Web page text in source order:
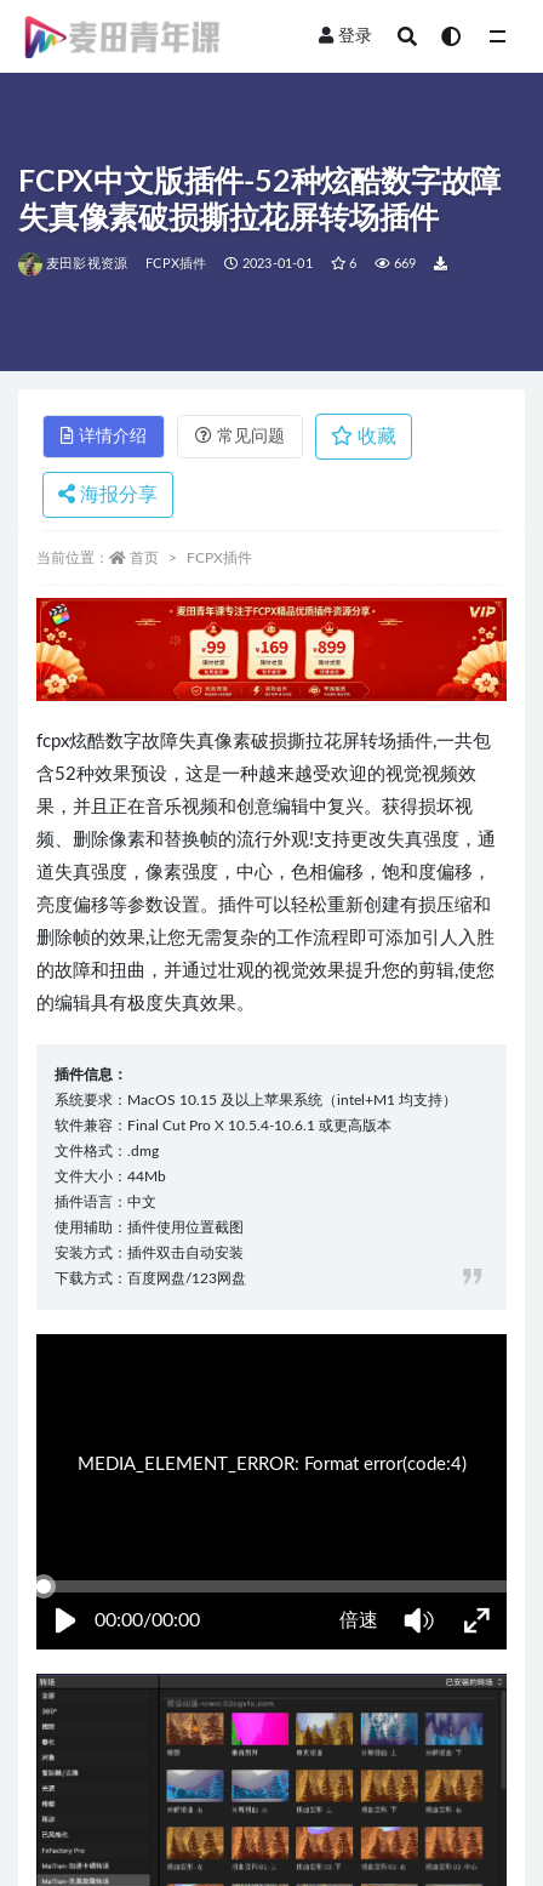
登录
FCPX中文版插件-52种炫酷数字故障
失真像素破损撕拉花屏转场插件
麦田影视资源 FCPX插件 2023-01-01 6 669
详情介绍 常见问题 收藏
海报分享
当前位置： 首页 FCPX插件
fcpx炫酷数字故障失真像素破损撕拉花屏转场插件,一共包
含52种效果预设，这是一种越来越受欢迎的视觉视频效
果，并且正在音乐视频和创意编辑中复兴。获得损坏视
频、删除像素和替换帧的流行外观!支持更改失真强度，通
道失真强度，像素强度，中心，色相偏移，饱和度偏移，
亮度偏移等参数设置。插件可以轻松重新创建有损压缩和
删除帧的效果,让您无需复杂的工作流程即可添加引人入胜
的故障和扭曲，并通过壮观的视觉效果提升您的剪辑,使您
的编辑具有极度失真效果。
插件信息：
系统要求：MacOS 10.15 及以上苹果系统（intel+M1 均支持）
软件兼容：Final Cut Pro X 10.5.4-10.6.1 或更高版本
文件格式：.dmg
文件大小：44Mb
插件语言：中文
使用辅助：插件使用位置截图
安装方式：插件双击自动安装
下载方式：百度网盘/123网盘
00:00/00:00 倍速
MEDIA_ELEMENT_ERROR: Format error(code:4)